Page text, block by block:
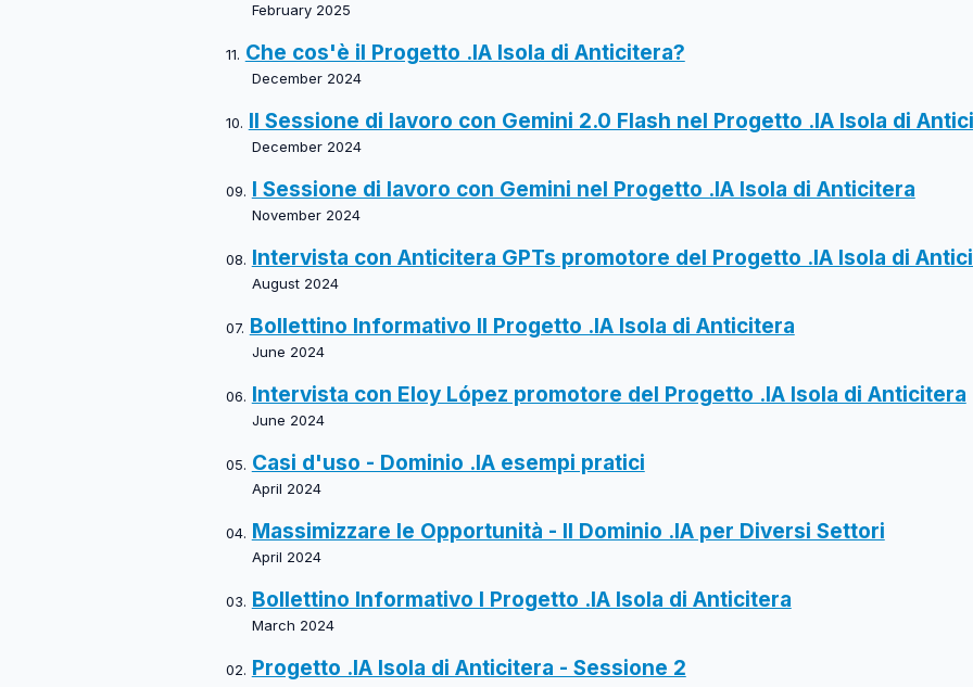
February 2025
Che cos'è il Progetto .IA Isola di Anticitera?
December 2024
II Sessione di lavoro con Gemini 2.0 Flash nel Progetto .IA Isola di
December 2024
I Sessione di lavoro con Gemini nel Progetto .IA Isola di Anticitera
November 2024
Intervista con Anticitera GPTs promotore del Progetto .IA Isola di
August 2024
Bollettino Informativo II Progetto .IA Isola di Anticitera
June 2024
Intervista con Eloy López promotore del Progetto .IA Isola di Anticitera
June 2024
Casi d'uso - Dominio .IA esempi pratici
April 2024
Massimizzare le Opportunità - Il Dominio .IA per Diversi Settori
April 2024
Bollettino Informativo I Progetto .IA Isola di Anticitera
March 2024
Progetto .IA Isola di Anticitera - Sessione 2